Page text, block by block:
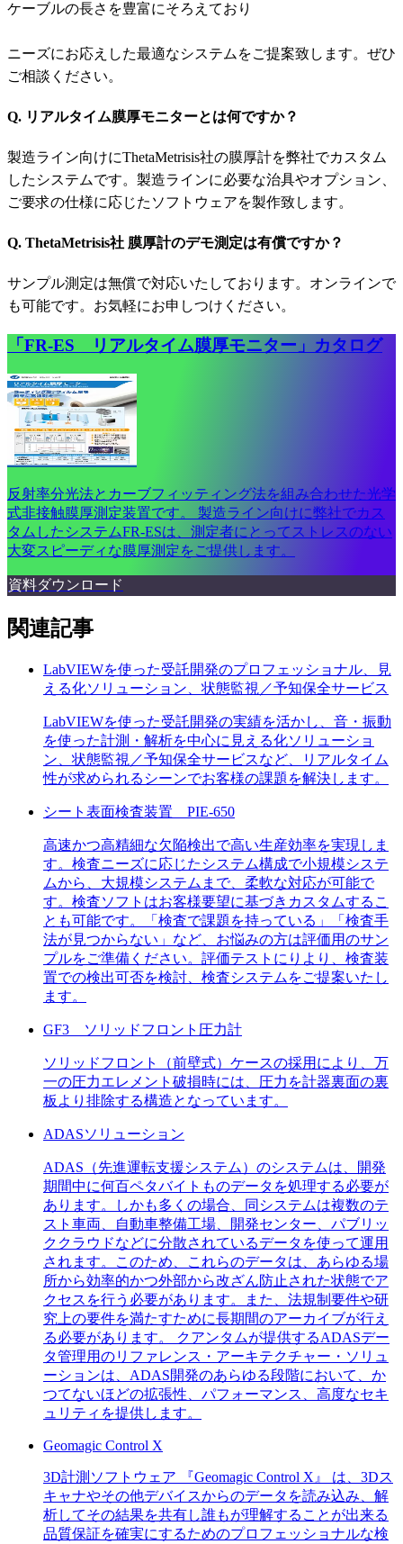
ケーブルの長さを豊富にそろえており
ニーズにお応えした最適なシステムをご提案致します。ぜひ
ご相談ください。
Q. リアルタイム膜厚モニターとは何ですか？
製造ライン向けにThetaMetrisis社の膜厚計を弊社でカスタム
したシステムです。製造ラインに必要な治具やオプション、
ご要求の仕様に応じたソフトウェアを製作致します。
Q. ThetaMetrisis社 膜厚計のデモ測定は有償ですか？
サンプル測定は無償で対応いたしております。オンラインで
も可能です。お気軽にお申しつけください。
「FR-ES リアルタイム膜厚モニター」カタログ
反射率分光法とカーブフィッティング法を組み合わせた光学
式非接触膜厚測定装置です。 製造ライン向けに弊社でカス
タムしたシステムFR-ESは、測定者にとってストレスのない
大変スピーディな膜厚測定をご提供します。
資料ダウンロード
関連記事
LabVIEWを使った受託開発のプロフェッショナル、見
える化ソリューション、状態監視／予知保全サービス
LabVIEWを使った受託開発の実績を活かし、音・振動
を使った計測・解析を中心に見える化ソリューショ
ン、状態監視／予知保全サービスなど、リアルタイム
性が求められるシーンでお客様の課題を解決します。
シート表面検査装置 PIE-650
高速かつ高精細な欠陥検出で高い生産効率を実現しま
す。検査ニーズに応じたシステム構成で小規模システ
ムから、大規模システムまで、柔軟な対応が可能で
す。検査ソフトはお客様要望に基づきカスタムするこ
とも可能です。「検査で課題を持っている」「検査手
法が見つからない」など、お悩みの方は評価用のサン
プルをご準備ください。評価テストにりより、検査装
置での検出可否を検討、検査システムをご提案いたし
ます。
GF3 ソリッドフロント圧力計
ソリッドフロント（前壁式）ケースの採用により、万
一の圧力エレメント破損時には、圧力を計器裏面の裏
板より排除する構造となっています。
ADASソリューション
ADAS（先進運転支援システム）のシステムは、開発
期間中に何百ペタバイトものデータを処理する必要が
あります。しかも多くの場合、同システムは複数のテ
スト車両、自動車整備工場、開発センター、パブリッ
ククラウドなどに分散されているデータを使って運用
されます。このため、これらのデータは、あらゆる場
所から効率的かつ外部から改ざん防止された状態でア
クセスを行う必要があります。また、法規制要件や研
究上の要件を満たすために長期間のアーカイブが行え
る必要があります。 クアンタムが提供するADASデー
タ管理用のリファレンス・アーキテクチャー・ソリュ
ーションは、ADAS開発のあらゆる段階において、か
つてないほどの拡張性、パフォーマンス、高度なセキ
ュリティを提供します。
Geomagic Control X
3D計測ソフトウェア 『Geomagic Control X』 は、3Dス
キャナやその他デバイスからのデータを読み込み、解
析してその結果を共有し誰もが理解することが出来る
品質保証を確実にするためのプロフェッショナルな検